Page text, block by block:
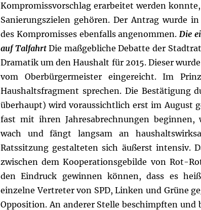
Kompromissvorschlag erarbeitet werden
Sanierungszielen gehören. Der Antrag wurde
des Kompromisses ebenfalls angenommen. Die
auf Talfahrt Die maßgebliche Debatte der
Dramatik um den Haushalt für 2015. Dieser
vom Oberbürgermeister eingereicht. Im
Haushaltsfragment sprechen. Die Bestätigung
überhaupt) wird voraussichtlich erst im August
fast mit ihren Jahresabrechnungen
wach und fängt langsam an
Ratssitzung gestalteten sich äußerst intensiv.
zwischen dem Kooperationsgebilde von Rot-
den Eindruck gewinnen können, dass es
einzelne Vertreter von SPD, Linken und Grüne
Opposition. An anderer Stelle beschimpften und